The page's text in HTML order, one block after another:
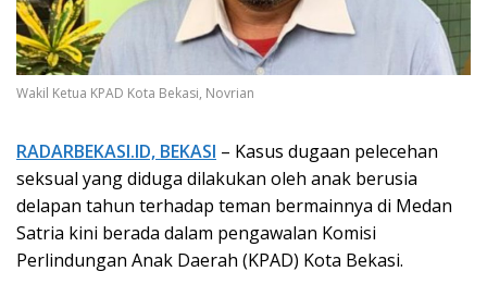
Wakil Ketua KPAD Kota Bekasi, Novrian
RADARBEKASI.ID, BEKASI – Kasus dugaan pelecehan
seksual yang diduga dilakukan oleh anak berusia
delapan tahun terhadap teman bermainnya di Medan
Satria kini berada dalam pengawalan Komisi
Perlindungan Anak Daerah (KPAD) Kota Bekasi.